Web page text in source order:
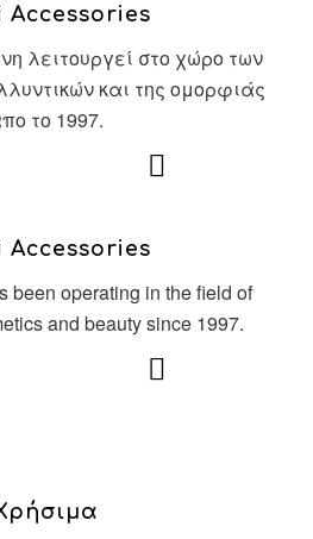
Accessories
λειτουργεί στο χώρο των
και της ομορφιάς
το 1997.
Accessories
been operating in the field of
and beauty since 1997.